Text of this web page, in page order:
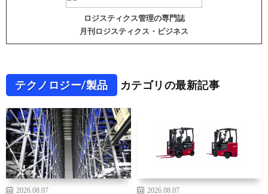
ロジスティクス管理の専門誌
月刊ロジスティクス・ビジネス
テクノロジー/製品 カテゴリの最新記事
2026.08.07
2026.08.07